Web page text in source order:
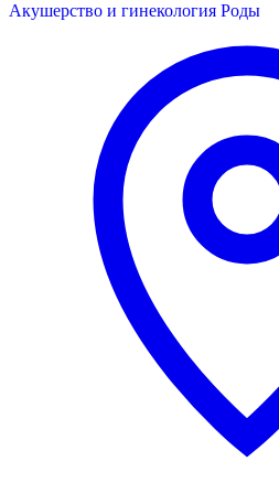
Акушерство и гинекология Роды